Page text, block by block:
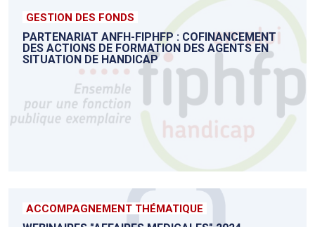
GESTION DES FONDS
PARTENARIAT ANFH-FIPHFP : COFINANCEMENT
DES ACTIONS DE FORMATION DES AGENTS EN
SITUATION DE HANDICAP
ACCOMPAGNEMENT THÉMATIQUE